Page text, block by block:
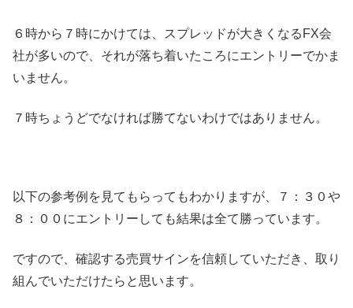
６時から７時にかけては、スプレッドが大きくなるFX会
社が多いので、それが落ち着いたころにエントリーでかま
いません。
７時ちょうどでなければ勝てないわけではありません。
以下の参考例を見てもらってもわかりますが、７：３０や
８：００にエントリーしても結果は全て勝っています。
ですので、確認する売買サインを信頼していただき、取り
組んでいただけたらと思います。